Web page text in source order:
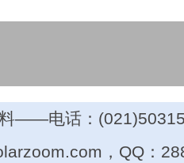
——电话：
，QQ：